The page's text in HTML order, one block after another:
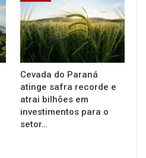
Cevada do Paraná
atinge safra recorde e
atrai bilhões em
investimentos para o
setor…